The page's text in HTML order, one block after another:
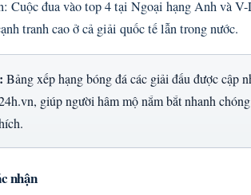
Cuộc đua vào top 4 tại Ngoại hạng Anh và
tranh cao ở cả giải quốc tế lẫn trong nước.
Bảng xếp hạng bóng đá các giải đấu được cập
giúp người hâm mộ nắm bắt nhanh
nhận